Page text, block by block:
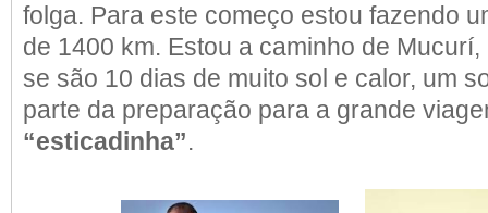
folga. Para este começo estou fazendo
de 1400 km. Estou a caminho de
se são 10 dias de muito sol e calor, um
parte da preparação para a grande
“esticadinha”.